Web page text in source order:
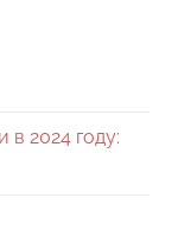
в 2024 году: